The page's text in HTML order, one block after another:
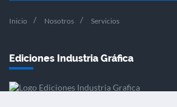
Inicio Nosotros Servicios
Ediciones Industria Gráfica